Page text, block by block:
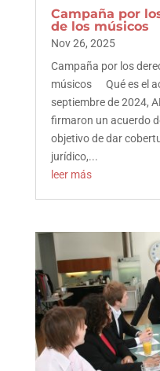
Campaña por
de los músicos
Nov 26, 2025
Campaña por los
músicos Qué es el
septiembre de 2024,
firmaron un acuerdo
objetivo de dar
jurídico,...
leer más